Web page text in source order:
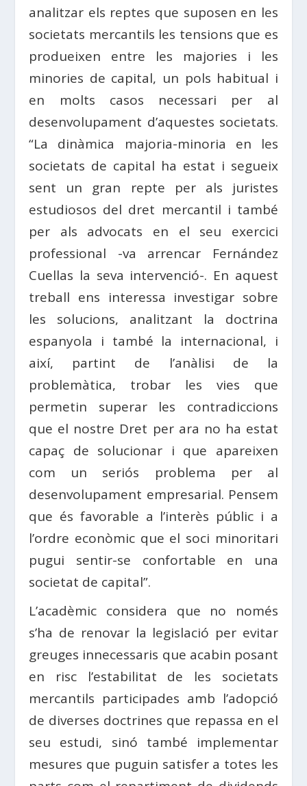
analitzar els reptes que suposen en les
societats mercantils les tensions que es
produeixen entre les majories i les
minories de capital, un pols habitual i
en molts casos necessari per al
desenvolupament d’aquestes societats.
“La dinàmica majoria-minoria en les
societats de capital ha estat i segueix
sent un gran repte per als juristes
estudiosos del dret mercantil i també
per als advocats en el seu exercici
professional -va arrencar Fernández
Cuellas la seva intervenció-. En aquest
treball ens interessa investigar sobre
les solucions, analitzant la doctrina
espanyola i també la internacional, i
així, partint de l’anàlisi de la
problemàtica, trobar les vies que
permetin superar les contradiccions
que el nostre Dret per ara no ha estat
capaç de solucionar i que apareixen
com un seriós problema per al
desenvolupament empresarial. Pensem
que és favorable a l’interès públic i a
l’ordre econòmic que el soci minoritari
pugui sentir-se confortable en una
societat de capital”.
L’acadèmic considera que no només
s’ha de renovar la legislació per evitar
greuges innecessaris que acabin posant
en risc l’estabilitat de les societats
mercantils participades amb l’adopció
de diverses doctrines que repassa en el
seu estudi, sinó també implementar
mesures que puguin satisfer a totes les